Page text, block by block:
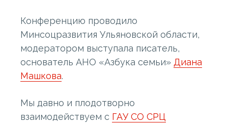
Конференцию проводило
Минсоцразвития Ульяновской области,
модератором выступала писатель,
основатель АНО «Азбука семьи» Диана
Машкова.
Мы давно и плодотворно
взаимодействуем с ГАУ СО СРЦ